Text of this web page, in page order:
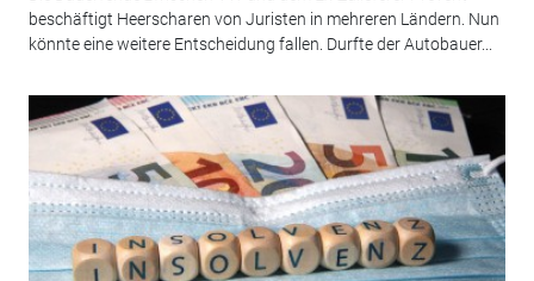
beschäftigt Heerscharen von Juristen in mehreren Ländern. Nun
könnte eine weitere Entscheidung fallen. Durfte der Autobauer...